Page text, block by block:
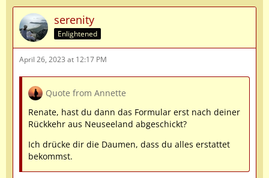
serenity
Enlightened
April 26, 2023 at 12:17 PM
Quote from Annette
Renate, hast du dann das Formular erst nach deiner
Rückkehr aus Neuseeland abgeschickt?
Ich drücke dir die Daumen, dass du alles erstattet
bekommst.